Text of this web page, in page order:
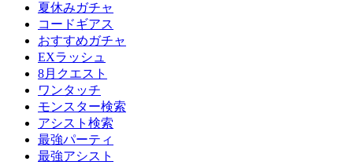
夏休みガチャ
コードギアス
おすすめガチャ
EXラッシュ
8月クエスト
ワンタッチ
モンスター検索
アシスト検索
最強パーティ
最強アシスト